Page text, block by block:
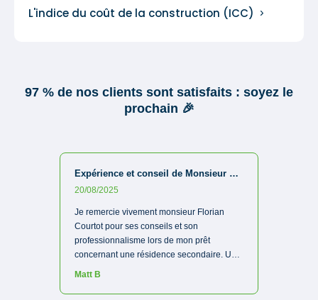
L'indice du coût de la construction (ICC)